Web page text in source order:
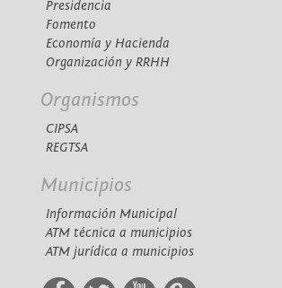
Presidencia
Fomento
Economía y Hacienda
Organización y RRHH
Organismos
CIPSA
REGTSA
Municipios
Información Municipal
ATM técnica a municipios
ATM jurídica a municipios